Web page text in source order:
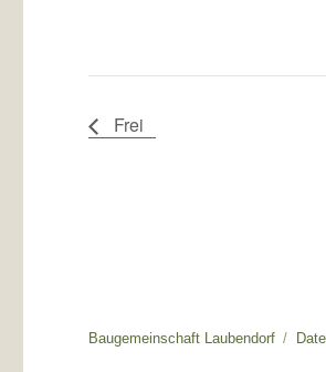
Frei
Baugemeinschaft Laubendorf